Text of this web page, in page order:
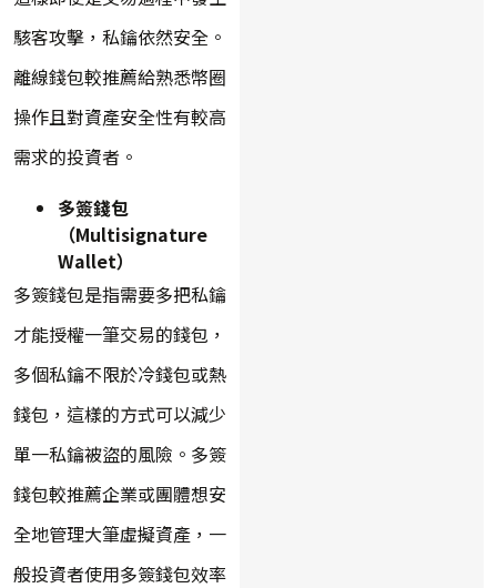
駭客攻擊，私鑰依然安全。
離線錢包較推薦給熟悉幣圈
操作且對資產安全性有較高
需求的投資者。
多簽錢包
（Multisignature
Wallet）
多簽錢包是指需要多把私鑰
才能授權一筆交易的錢包，
多個私鑰不限於冷錢包或熱
錢包，這樣的方式可以減少
單一私鑰被盜的風險。多簽
錢包較推薦企業或團體想安
全地管理大筆虛擬資產，一
般投資者使用多簽錢包效率